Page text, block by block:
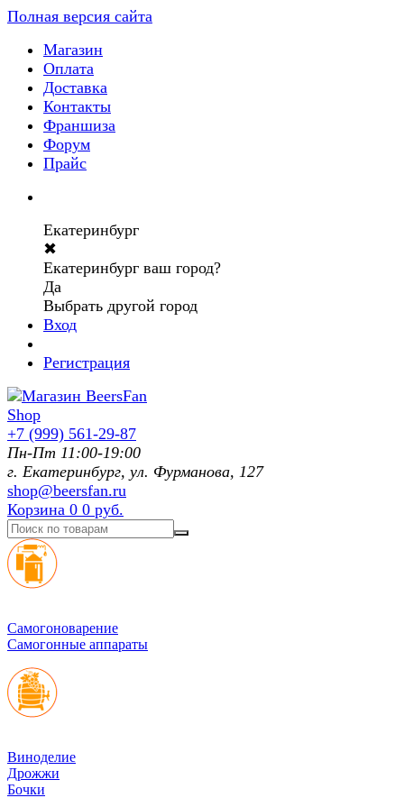
Полная версия сайта
Магазин
Оплата
Доставка
Контакты
Франшиза
Форум
Прайс
Екатеринбург
✖
Екатеринбург ваш город?
Да
Выбрать другой город
Вход
Регистрация
+7 (999) 561-29-87
Пн-Пт 11:00-19:00
г. Екатеринбург, ул. Фурманoва, 127
shop@beersfan.ru
Корзина 0 0 руб.
Cамогоноварение
Самогонные аппараты
Виноделие
Дрожжи
Бочки